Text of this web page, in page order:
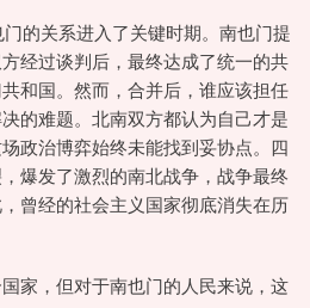
的关系进入了关键时期。南也门提
经过谈判后，最终达成了统一的共
和国。然而，合并后，谁应该担任
的难题。北南双方都认为自己才是
政治博弈始终未能找到妥协点。四
爆发了激烈的南北战争，战争最终
曾经的社会主义国家彻底消失在历
家，但对于南也门的人民来说，这